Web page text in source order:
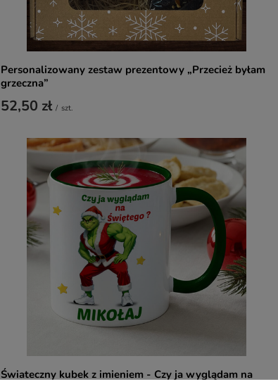
Personalizowany zestaw prezentowy „Przecież byłam
grzeczna”
52,50 zł / szt.
Świateczny kubek z imieniem - Czy ja wyglądam na